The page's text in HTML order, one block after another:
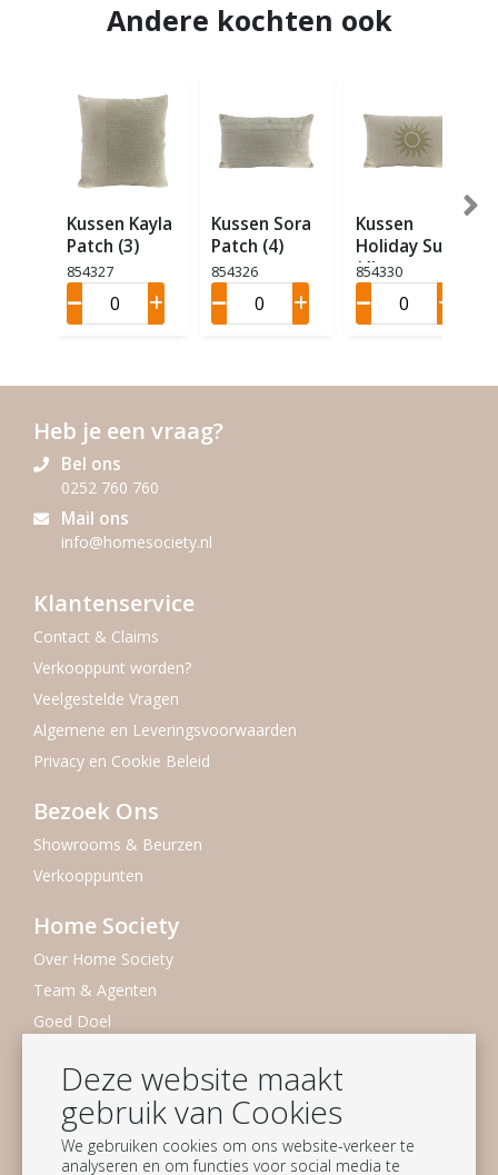
Deze website maakt
gebruik van Cookies
We gebruiken cookies om ons website-verkeer te
analyseren en om functies voor social media te
Andere kochten ook
Kussen Kayla
Patch (3)
854327
Kussen Sora
Patch (4)
854326
Kussen
Holiday Sun
(4)
854330
Heb je een vraag?
Bel ons
0252 760 760
Mail ons
info@homesociety.nl
Klantenservice
Contact & Claims
Verkooppunt worden?
Veelgestelde Vragen
Algemene en Leveringsvoorwaarden
Privacy en Cookie Beleid
Bezoek Ons
Showrooms & Beurzen
Verkooppunten
Home Society
Over Home Society
Team & Agenten
Goed Doel
Vacatures
Nieuwsbrief